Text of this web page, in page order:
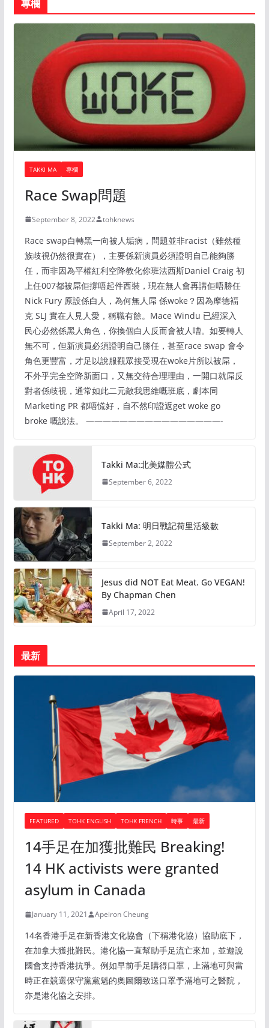
專欄
TAKKI MA 專欄
Race Swap問題
September 8, 2022 tohknews
Race swap白轉黑一向被人垢病，問題並非racist（雖然種
族歧視仍然很實在），主要係新演員必須證明自己能夠勝
任，而非因為平權紅利空降教化你班法西斯Daniel Craig 初
上任007都被屌佢撐唔起件西裝，現在無人會再講佢唔勝任
Nick Fury 原設係白人，為何無人屌 係woke？因為摩德褔
克 SLJ 實在人見人愛，稱職有餘。Mace Windu 已經深入
民心必然係黑人角色，你換個白人反而會被人嘈。如要轉人
無不可，但新演員必須證明自己勝任，甚至race swap 會令
角色更豐富，才足以說服觀眾接受現在woke片所以被屌，
不外乎完全空降新面口，又無交待合理理由，一開口就屌反
對者係歧視，通常如此二元敵我思維嘅班底，劇本同
Marketing PR 都唔慌好，自不然印證返get woke go
broke 嘅說法。 ————————————————-
Takki Ma:北美媒體公式
September 6, 2022
Takki Ma: 明日戰記荷里活級數
September 2, 2022
Jesus did NOT Eat Meat. Go VEGAN!
By Chapman Chen
April 17, 2022
最新
FEATURED TOHK ENGLISH TOHK FRENCH 時事 最新
14手足在加獲批難民 Breaking!
14 HK activists were granted
asylum in Canada
January 11, 2021 Apeiron Cheung
14名香港手足在新香港文化協會（下稱港化協）協助底下，
在加拿大獲批難民。港化協一直幫助手足流亡來加，並遊說
國會支持香港抗爭。例如早前手足購得口罩，上滿地可與當
時正在競選保守黨黨魁的奧圖爾致送口罩予滿地可之醫院，
亦是港化協之安排。